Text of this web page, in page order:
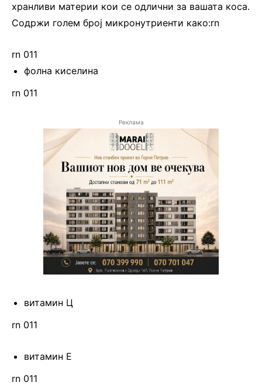
хранливи материи кои се одлични за вашата коса.
Содржи голем број микронутриенти како:rn
rn 011
фолна киселина
rn 011
Реклама
витамин Ц
rn 011
витамин Е
rn 011